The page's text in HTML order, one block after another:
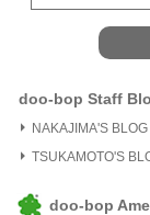
doo-bop Staff
NAKAJIMA'S BLOG
TSUKAMOTO'S
doo-bop